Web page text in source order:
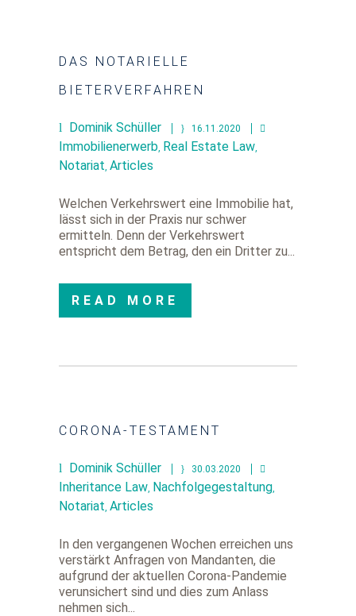
DAS NOTARIELLE
BIETERVERFAHREN
Dominik Schüller 16.11.2020
Immobilienerwerb, Real Estate Law,
Notariat, Articles
Welchen Verkehrswert eine Immobilie hat,
lässt sich in der Praxis nur schwer
ermitteln. Denn der Verkehrswert
entspricht dem Betrag, den ein Dritter zu...
READ MORE
CORONA-TESTAMENT
Dominik Schüller 30.03.2020
Inheritance Law, Nachfolgegestaltung,
Notariat, Articles
In den vergangenen Wochen erreichen uns
verstärkt Anfragen von Mandanten, die
aufgrund der aktuellen Corona-Pandemie
verunsichert sind und dies zum Anlass
nehmen sich...